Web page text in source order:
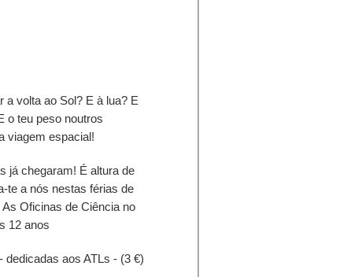
a volta ao Sol? E à lua? E
o teu peso noutros
viagem espacial!
já chegaram! É altura de
te a nós nestas férias de
Oficinas de Ciência no
12 anos
dedicadas aos ATLs - (3 €)